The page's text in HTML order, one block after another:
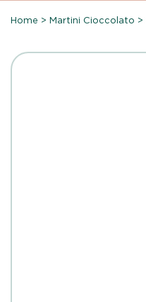
Home >Martini Cioccolato >